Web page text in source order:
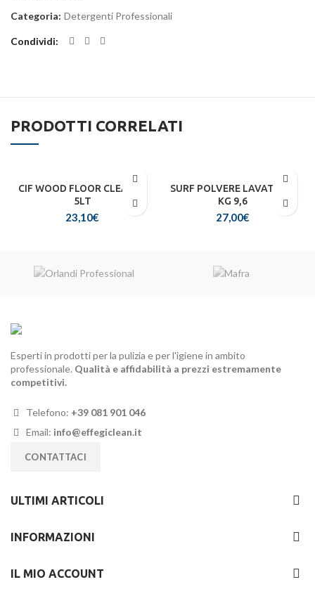
Categoria: Detergenti Professionali
Condividi
PRODOTTI CORRELATI
CIF WOOD FLOOR CLEANER
5LT
23,10€
SURF POLVERE LAVATRICE
KG 9,6
27,00€
Esperti in prodotti per la pulizia e per l'igiene in ambito
professionale. Qualità e affidabilità a prezzi estremamente
competitivi.
Telefono: +39 081 901 046
Email: info@effegiclean.it
CONTATTACI
ULTIMI ARTICOLI
INFORMAZIONI
IL MIO ACCOUNT